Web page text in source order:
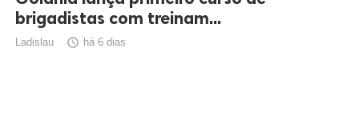
brigadistas com treinam...
Ladislau  há 6 dias